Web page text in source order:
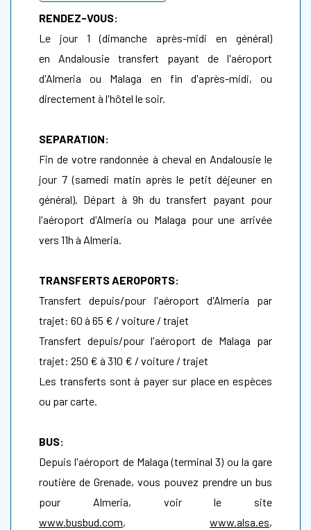
RENDEZ-VOUS:
Le jour 1 (dimanche après-midi en général)
en Andalousie transfert payant de l'aéroport
d'Almeria ou Malaga en fin d'après-midi, ou
directement à l'hôtel le soir.
SEPARATION:
Fin de votre randonnée à cheval en Andalousie le
jour 7 (samedi matin après le petit déjeuner en
général). Départ à 9h du transfert payant pour
l'aéroport d'Almeria ou Malaga pour une arrivée
vers 11h à Almeria.
TRANSFERTS AEROPORTS:
Transfert depuis/pour l'aéroport d'Almeria par
trajet: 60 à 65 € / voiture / trajet
Transfert depuis/pour l'aéroport de Malaga par
trajet: 250 € à 310 € / voiture / trajet
Les transferts sont à payer sur place en espèces
ou par carte.
BUS:
Depuis l'aéroport de Malaga (terminal 3) ou la gare
routière de Grenade, vous pouvez prendre un bus
pour Almeria, voir le site
www.busbud.com, www.alsa.es,